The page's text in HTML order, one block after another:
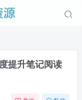
提升笔记阅读